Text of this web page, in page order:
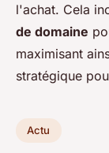
l'achat. Cela
de domaine
maximisant
stratégique
Actu